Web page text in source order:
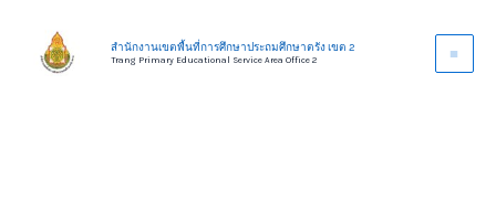
content
สำนักงานเขตพื้นที่การศึกษาประถมศึกษาตรัง เขต 2
Trang Primary Educational Service Area Office 2